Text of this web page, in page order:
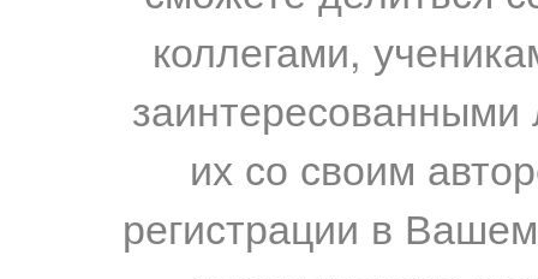
коллегами,
их со своим
регистрации в